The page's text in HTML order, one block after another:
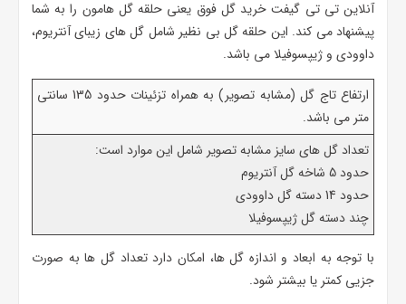
آنلاین تی تی گیفت خرید گل فوق یعنی حلقه گل هامون را به شما
پیشنهاد می کند. این حلقه گل بی نظیر شامل گل های زیبای آنتریوم،
داوودی و ژیپسوفیلا می باشد.
ارتفاع تاج گل (مشابه تصویر) به همراه تزئینات حدود 135 سانتی
متر می باشد.
تعداد گل های سایز مشابه تصویر شامل این موارد است:
حدود 5 شاخه گل آنتریوم
حدود 14 دسته گل داوودی
چند دسته گل ژیپسوفیلا
با توجه به ابعاد و اندازه گل ها، امکان دارد تعداد گل ها به صورت
جزیی کمتر یا بیشتر شود.